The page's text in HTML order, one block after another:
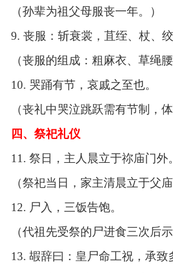
（孙辈为祖父母服丧一年。）
9. 丧服：斩衰裳，苴绖、杖、
（丧服的组成：粗麻衣、草绳腰
10. 哭踊有节，哀戚之至也。
（丧礼中哭泣跳跃需有节制，
四、祭祀礼仪
11. 祭日，主人晨立于祢庙门外
（祭祀当日，家主清晨立于父庙
12. 尸入，三饭告饱。
（代祖先受祭的尸进食三次后
13. 嘏辞曰：皇尸命工祝，承致